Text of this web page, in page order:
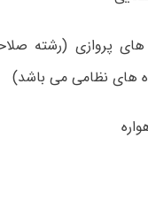
پروازی (رشته
های نظامی می باشد)